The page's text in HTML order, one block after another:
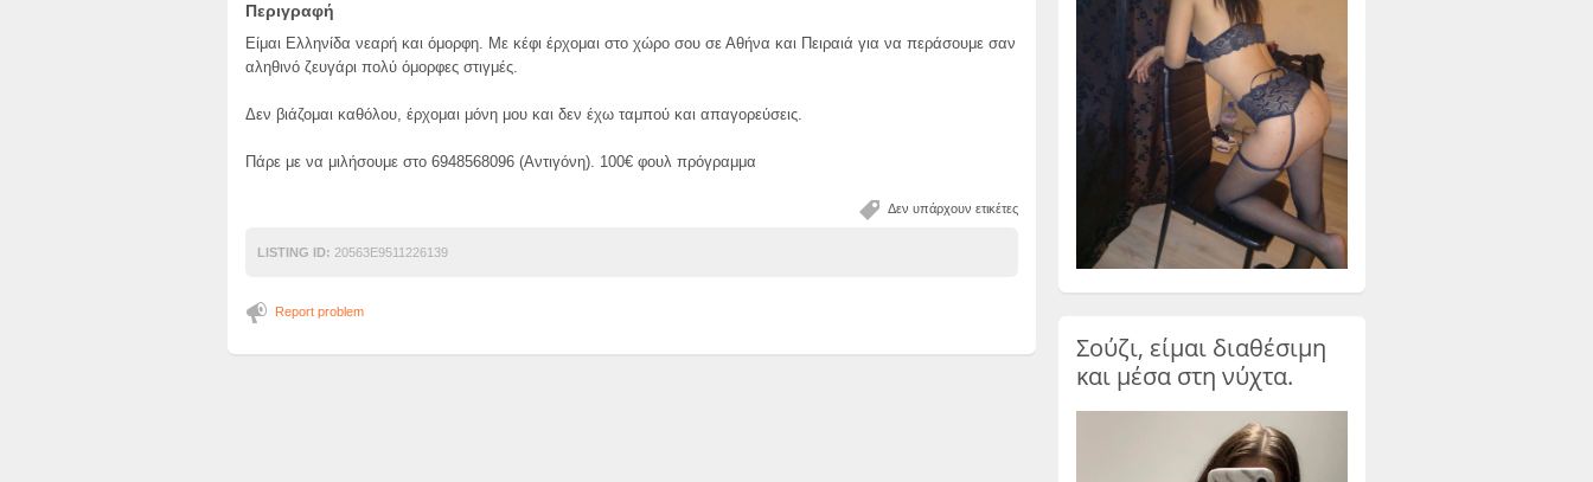
Περιγραφή
Είμαι Ελληνίδα νεαρή και όμορφη. Με κέφι έρχομαι στο χώρο σου σε Αθήνα και Πειραιά για να περάσουμε σαν
αληθινό ζευγάρι πολύ όμορφες στιγμές.
Δεν βιάζομαι καθόλου, έρχομαι μόνη μου και δεν έχω ταμπού και απαγορεύσεις.
Πάρε με να μιλήσουμε στο 6948568096 (Αντιγόνη). 100€ φουλ πρόγραμμα
Δεν υπάρχουν ετικέτες
LISTING ID: 20563E9511226139
Report problem
Σούζι, είμαι διαθέσιμη
και μέσα στη νύχτα.